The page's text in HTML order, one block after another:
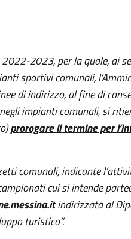
2023, per la quale, ai
sportivi comunali,
di indirizzo,al fine di
impianti comunali, si
prorogare il termine per
comunali, indicante
cui si intende
indirizzata al
turistico”.